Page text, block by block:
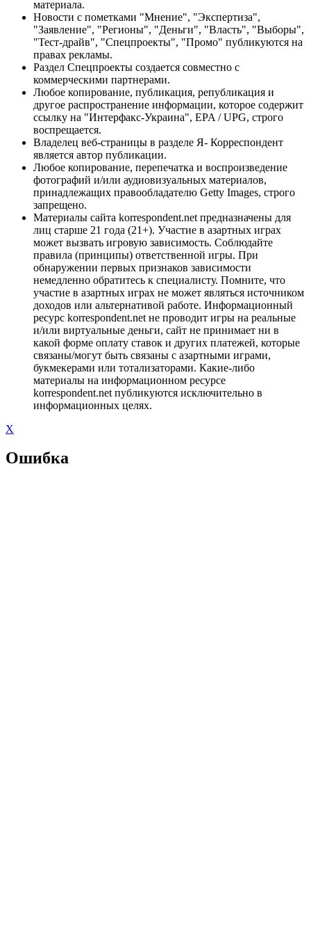
материала.
Новости с пометками "Мнение", "Экспертиза",
"Заявление", "Регионы", "Деньги", "Власть", "Выборы",
"Тест-драйв", "Спецпроекты", "Промо" публикуются на
правах рекламы.
Раздел Спецпроекты создается совместно с
коммерческими партнерами.
Любое копирование, публикация, републикация и
другое распространение информации, которое содержит
ссылку на "Интерфакс-Украина", EPA / UPG, строго
воспрещается.
Владелец веб-страницы в разделе Я- Корреспондент
является автор публикации.
Любое копирование, перепечатка и воспроизведение
фотографий и/или аудиовизуальных материалов,
принадлежащих правообладателю Getty Images, строго
запрещено.
Материалы сайта korrespondent.net предназначены для
лиц старше 21 года (21+). Участие в азартных играх
может вызвать игровую зависимость. Соблюдайте
правила (принципы) ответственной игры. При
обнаружении первых признаков зависимости
немедленно обратитесь к специалисту. Помните, что
участие в азартных играх не может являться источником
доходов или альтернативой работе. Информационный
ресурс korrespondent.net не проводит игры на реальные
и/или виртуальные деньги, сайт не принимает ни в
какой форме оплату ставок и других платежей, которые
связаны/могут быть связаны с азартными играми,
букмекерами или тотализаторами. Какие-либо
материалы на информационном ресурсе
korrespondent.net публикуются исключительно в
информационных целях.
X
Ошибка